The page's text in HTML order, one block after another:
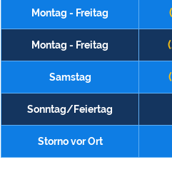
Montag - Freitag
Montag - Freitag
Samstag
Sonntag/Feiertag
Storno vor Ort